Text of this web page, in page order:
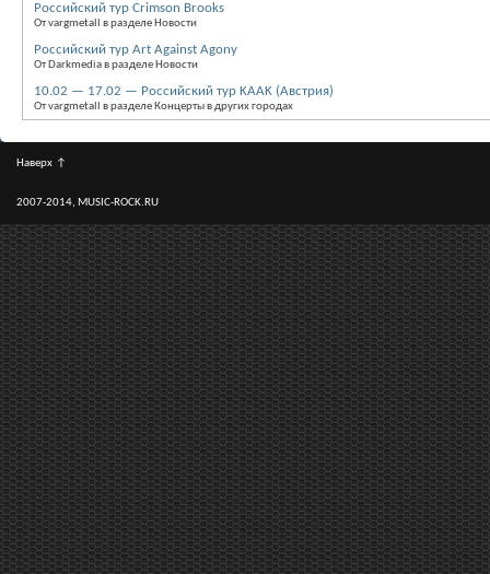
Российский тур Crimson Brooks
От vargmetall в разделе Новости
Российский тур Art Against Agony
От Darkmedia в разделе Новости
10.02 — 17.02 — Российский тур KAAK (Австрия)
От vargmetall в разделе Концерты в других городах
Наверх ↑
2007-2014, MUSIC-ROCK.RU